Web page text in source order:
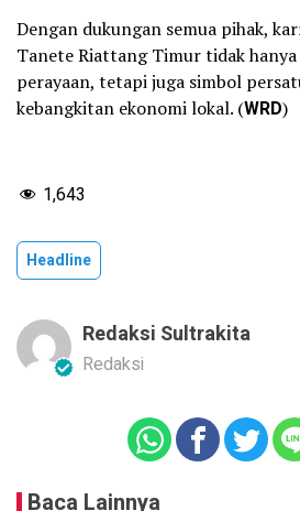
Dengan dukungan semua pihak,
Tanete Riattang Timur tidak
perayaan, tetapi juga simbol
kebangkitan ekonomi lokal. (WRD)
1,643
Headline
Redaksi Sultrakita
Redaksi
Baca Lainnya